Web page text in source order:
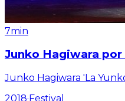
7min
Junko Hagiwara
Junko Hagiwara 'La
2018·Festival